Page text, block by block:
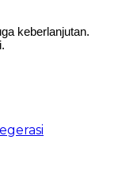
keberlanjutan.